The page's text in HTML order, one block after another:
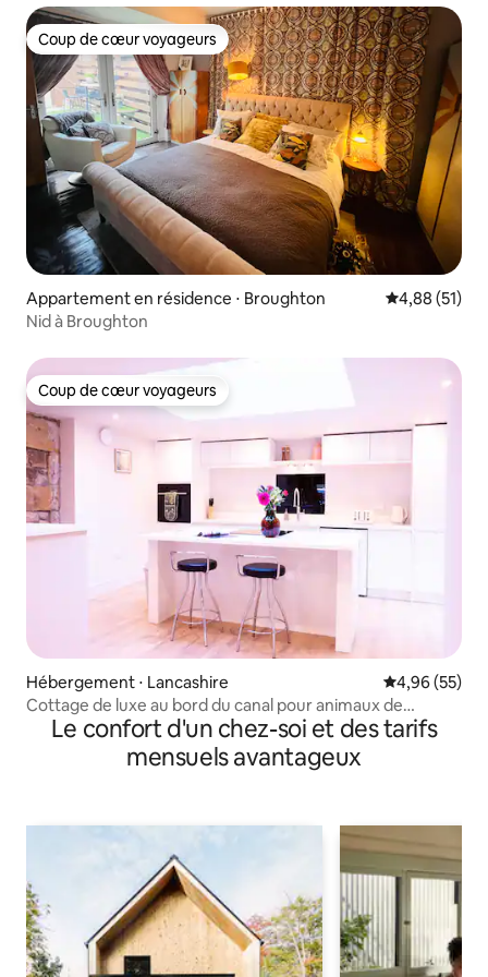
Coup de cœur voyageurs
Coup de cœur voyageurs
Appartement en résidence ⋅ Broughton Évaluation
4,88 (51)
Nid à Broughton
Coup de cœur voyageurs
Coup de cœur voyageurs
Hébergement ⋅ Lancashire Évaluation
4,96 (55)
Cottage de luxe au bord du canal pour animaux de
compagnie et familles dans le Lancashire
Le confort d'un chez-soi et des tarifs
mensuels avantageux